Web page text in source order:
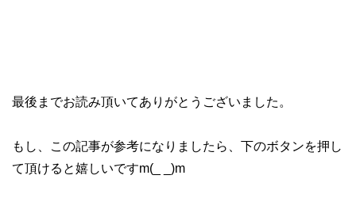
最後までお読み頂いてありがとうございました。
もし、この記事が参考になりましたら、下のボタンを押し
て頂けると嬉しいですm(_ _)m